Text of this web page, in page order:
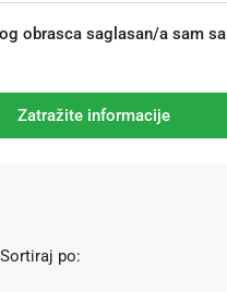
obrasca saglasan/a sam sa
Zatražite informacije
Sortiraj po: